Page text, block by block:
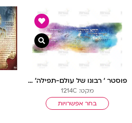
פוסטר ‘ רבונו של עולם-תפילה’ תהא מרוצה לפניך תפילתי
מקט: 1214C
בחר אפשרויות
צפייה מהירה